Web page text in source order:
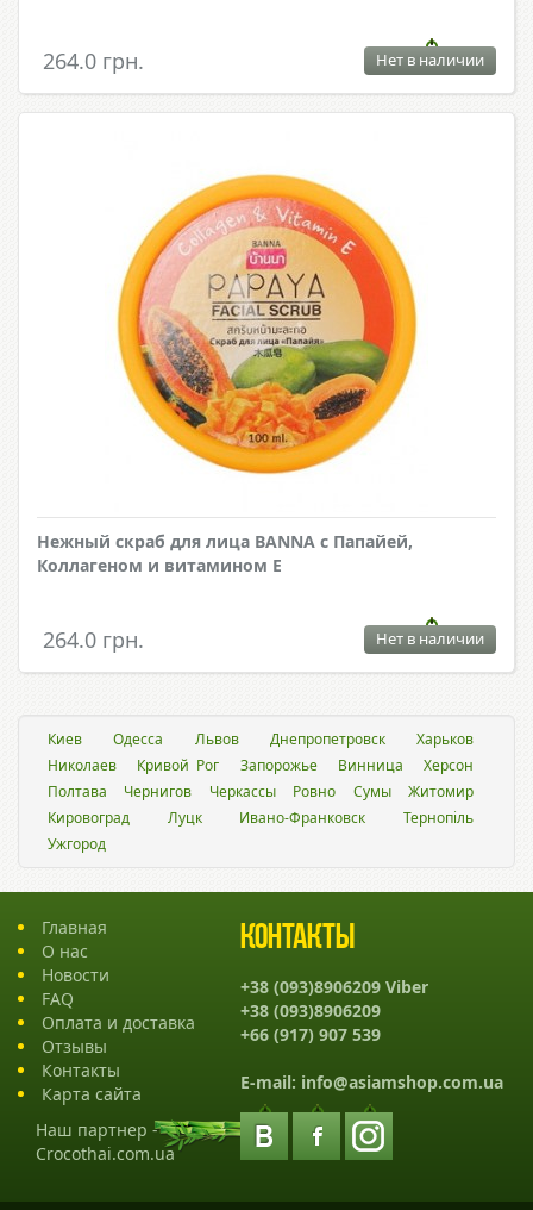
264.0 грн. Нет в наличии
Нежный скраб для лица BANNA с Папайей,
Коллагеном и витамином Е
264.0 грн. Нет в наличии
Киев Одесса Львов Днепропетровск
Харьков
Николаев
Кривой Рог Запорожье Винница
Херсон
Полтава
Чернигов Черкассы Ровно Сумы
Житомир
Кировоград
Луцк Ивано-Франковск
Тернопіль
Ужгород
Главная
О нас
Новости
FAQ
Оплата и доставка
Отзывы
Контакты
Карта сайта
Наш партнер -
Crocothai.com.ua
Контакты
+38 (093)8906209 Viber
+38 (093)8906209
+66 (917) 907 539
E-mail: info@asiamshop.com.ua